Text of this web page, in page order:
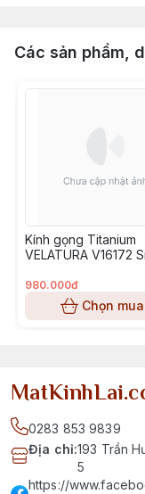
Các sản phẩm,
Kính gọng Titanium
VELATURA V16172
980.000đ
Chọn mua
0283 853 9839
Địa chỉ:193 Trần
5
https://